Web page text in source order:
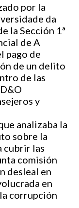
por la
da
la Sección 1ª
de A
pago de
de un delito
de las
y
analizaba la
sobre la
cubrir las
comisión
desleal en
en
corrupción